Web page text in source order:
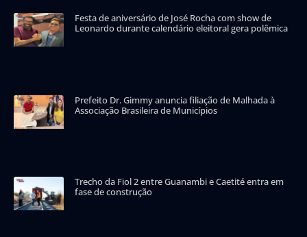
Festa de aniversário de José Rocha com show de
Leonardo durante calendário eleitoral gera polêmica
Prefeito Dr. Gimmy anuncia filiação de Malhada à
Associação Brasileira de Municípios
Trecho da Fiol 2 entre Guanambi e Caetité entra em
fase de construção